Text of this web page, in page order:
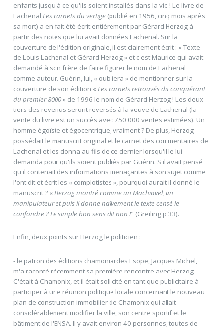
enfants jusqu'à ce qu'ils soient installés dans la vie ! Le livre de
Lachenal Les carnets du vertige (publié en 1956, cinq mois après
sa mort) a en fait été écrit entièrement par Gérard Herzog à
partir des notes que lui avait données Lachenal. Sur la
couverture de l'édition originale, il est clairement écrit : « Texte
de Louis Lachenal et Gérard Herzog » et c'est Maurice qui avait
demandé à son frère de faire figurer le nom de Lachenal
comme auteur. Guérin, lui, « oubliera » de mentionner sur la
couverture de son édition « Les carnets retrouvés du conquérant
du premier 8000» de 1996 le nom de Gérard Herzog ! Les deux
tiers des revenus seront reversés à la veuve de Lachenal (la
vente du livre est un succès avec 750 000 ventes estimées). Un
homme égoïste et égocentrique, vraiment ? De plus, Herzog
possédait le manuscrit original et le carnet des commentaires de
Lachenal et les donna au fils de ce dernier lorsqu'il le lui
demanda pour qu'ils soient publiés par Guérin. S'il avait pensé
qu'il contenait des informations menaçantes à son sujet comme
l'ont dit et écrit les « complotistes », pourquoi aurait-il donné le
manuscrit ? « Herzog montré comme un Machiavel, un
manipulateur et puis il donne naïvement le texte censé le
confondre ? Le simple bon sens dit non !" (Greiling p.33).
Enfin, deux points sur Herzog le politicien :
- le patron des éditions chamoniardes Esope, Jacques Michel,
m'a raconté récemment sa première rencontre avec Herzog.
C'était à Chamonix, et il était sollicité en tant que publicitaire à
participer à une réunion politique locale concernant le nouveau
plan de construction immobilier de Chamonix qui allait
considérablement modifier la ville, son centre sportif et le
bâtiment de l'ENSA. Il y avait environ 40 personnes, toutes de